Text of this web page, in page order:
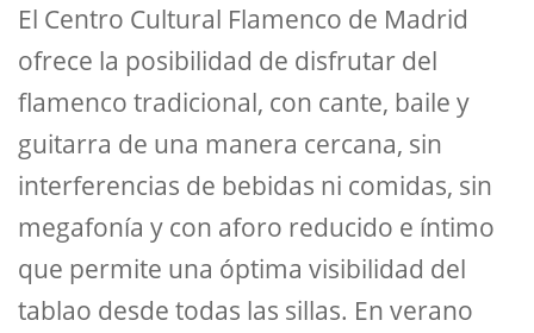
El Centro Cultural Flamenco de Madrid
ofrece la posibilidad de disfrutar del
flamenco tradicional, con cante, baile y
guitarra de una manera cercana, sin
interferencias de bebidas ni comidas, sin
megafonía y con aforo reducido e íntimo
que permite una óptima visibilidad del
tablao desde todas las sillas. En verano